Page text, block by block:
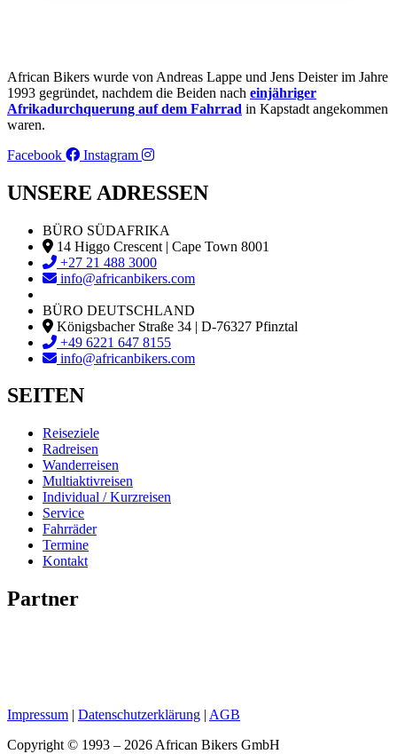
African Bikers wurde von Andreas Lappe und Jens Deister im Jahre
1993 gegründet, nachdem die Beiden nach einjähriger
Afrikadurchquerung auf dem Fahrrad in Kapstadt angekommen
waren.
Facebook
Instagram
UNSERE ADRESSEN
BÜRO SÜDAFRIKA
14 Higgo Crescent | Cape Town 8001
+27 21 488 3000
info@africanbikers.com
BÜRO DEUTSCHLAND
Königsbacher Straße 34 | D-76327 Pfinztal
+49 6221 647 8155
info@africanbikers.com
SEITEN
Reiseziele
Radreisen
Wanderreisen
Multiaktivreisen
Individual / Kurzreisen
Service
Fahrräder
Termine
Kontakt
Partner
Impressum | Datenschutzerklärung | AGB
Copyright © 1993 – 2026 African Bikers GmbH